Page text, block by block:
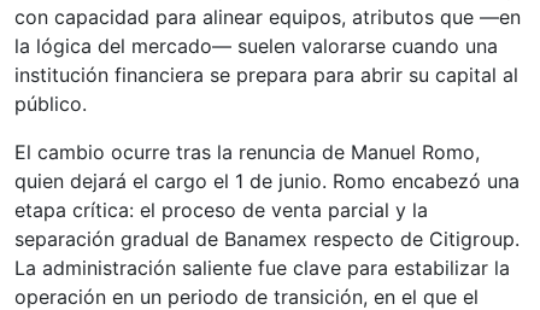
con capacidad para alinear equipos, atributos que —en
la lógica del mercado— suelen valorarse cuando una
institución financiera se prepara para abrir su capital al
público.
El cambio ocurre tras la renuncia de Manuel Romo,
quien dejará el cargo el 1 de junio. Romo encabezó una
etapa crítica: el proceso de venta parcial y la
separación gradual de Banamex respecto de Citigroup.
La administración saliente fue clave para estabilizar la
operación en un periodo de transición, en el que el